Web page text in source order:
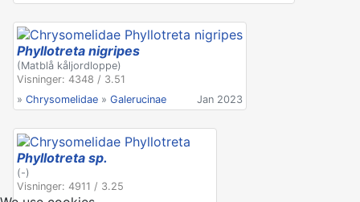
Phyllotreta nigripes
(Matblå kåljordloppe)
Visninger: 4348 / 3.51
» Chrysomelidae » Galerucinae Jan 2023
Phyllotreta sp.
(-)
Visninger: 4911 / 3.25